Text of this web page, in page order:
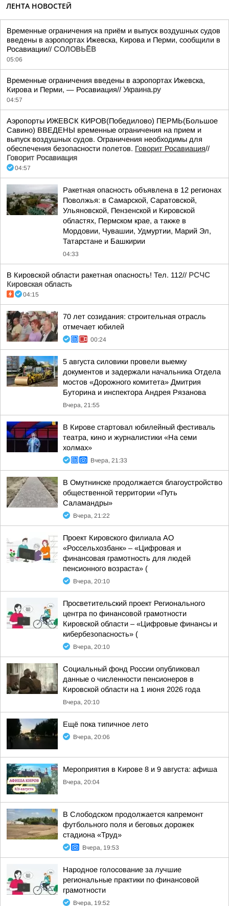
ЛЕНТА НОВОСТЕЙ
Временные ограничения на приём и выпуск воздушных судов
введены в аэропортах Ижевска, Кирова и Перми, сообщили в
Росавиации// СОЛОВЬЁВ
05:06
Временные ограничения введены в аэропортах Ижевска,
Кирова и Перми, — Росавиация// Украина.ру
04:57
Аэропорты ИЖЕВСК КИРОВ(Победилово) ПЕРМЬ(Большое
Савино) ВВЕДЕНЫ временные ограничения на прием и
выпуск воздушных судов. Ограничения необходимы для
обеспечения безопасности полетов. Говорит Росавиация//
Говорит Росавиация
04:57
Ракетная опасность объявлена в 12 регионах
Поволжья: в Самарской, Саратовской,
Ульяновской, Пензенской и Кировской
областях, Пермском крае, а также в
Мордовии, Чувашии, Удмуртии, Марий Эл,
Татарстане и Башкирии
04:33
В Кировской области ракетная опасность! Тел. 112// РСЧС
Кировская область
04:15
70 лет созидания: строительная отрасль
отмечает юбилей
00:24
5 августа силовики провели выемку
документов и задержали начальника Отдела
мостов «Дорожного комитета» Дмитрия
Буторина и инспектора Андрея Рязанова
Вчера, 21:55
В Кирове стартовал юбилейный фестиваль
театра, кино и журналистики «На семи
холмах»
Вчера, 21:33
В Омутнинске продолжается благоустройство
общественной территории «Путь
Саламандры»
Вчера, 21:22
Проект Кировского филиала АО
«Россельхозбанк» – «Цифровая и
финансовая грамотность для людей
пенсионного возраста» (
Вчера, 20:10
Просветительский проект Регионального
центра по финансовой грамотности
Кировской области – «Цифровые финансы и
кибербезопасность» (
Вчера, 20:10
Социальный фонд России опубликовал
данные о численности пенсионеров в
Кировской области на 1 июня 2026 года
Вчера, 20:10
Ещё пока типичное лето
Вчера, 20:06
Мероприятия в Кирове 8 и 9 августа: афиша
Вчера, 20:04
В Слободском продолжается капремонт
футбольного поля и беговых дорожек
стадиона «Труд»
Вчера, 19:53
Народное голосование за лучшие
региональные практики по финансовой
грамотности
Вчера, 19:52